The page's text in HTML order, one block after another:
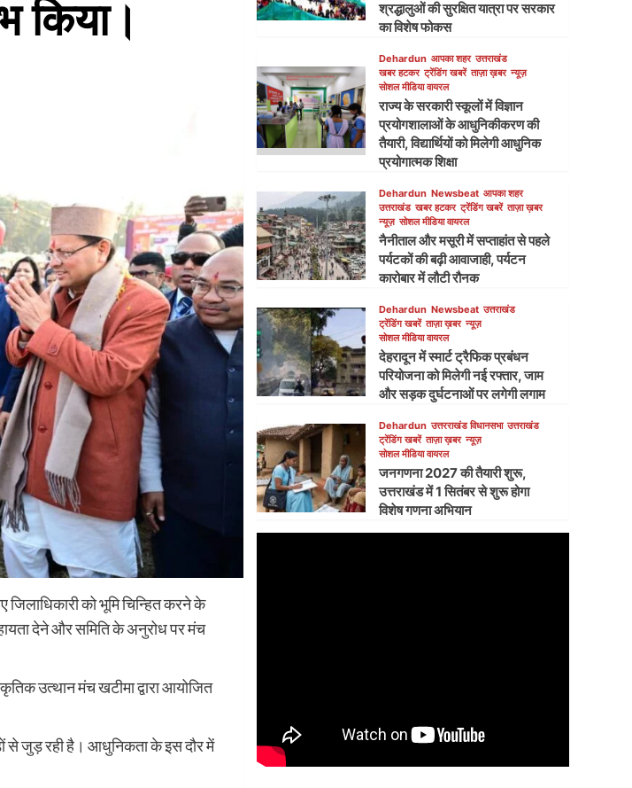
किया।
जिलाधिकारी को भूमि चिन्हित करने के
देने और समिति के अनुरोध पर मंच
उत्थान मंच खटीमा द्वारा आयोजित
से जुड़ रही है। आधुनिकता के इस दौर में
श्रद्धालुओं की सुरक्षित यात्रा पर सरकार
का विशेष फोकस
Dehardun आपका शहर उत्तराखंड
खबर हटकर ट्रेंडिंग खबरें ताज़ा ख़बर न्यूज़
सोशल मीडिया वायरल
राज्य के सरकारी स्कूलों में विज्ञान
प्रयोगशालाओं के आधुनिकीकरण की
तैयारी, विद्यार्थियों को मिलेगी आधुनिक
प्रयोगात्मक शिक्षा
Dehardun Newsbeat आपका शहर
उत्तराखंड खबर हटकर ट्रेंडिंग खबरें ताज़ा ख़बर
न्यूज़ सोशल मीडिया वायरल
नैनीताल और मसूरी में सप्ताहांत से पहले
पर्यटकों की बढ़ी आवाजाही, पर्यटन
कारोबार में लौटी रौनक
Dehardun Newsbeat उत्तराखंड
ट्रेंडिंग खबरें ताज़ा ख़बर न्यूज़
सोशल मीडिया वायरल
देहरादून में स्मार्ट ट्रैफिक प्रबंधन
परियोजना को मिलेगी नई रफ्तार, जाम
और सड़क दुर्घटनाओं पर लगेगी लगाम
Dehardun उत्तरराखंड विधानसभा उत्तराखंड
ट्रेंडिंग खबरें ताज़ा ख़बर न्यूज़
सोशल मीडिया वायरल
जनगणना 2027 की तैयारी शुरू,
उत्तराखंड में 1 सितंबर से शुरू होगा
विशेष गणना अभियान